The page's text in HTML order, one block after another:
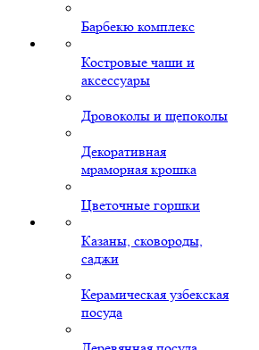
Барбекю комплекс
Костровые чаши и
аксессуары
Дровоколы и щепоколы
Декоративная
мраморная крошка
Цветочные горшки
Казаны, сковороды,
саджи
Керамическая узбекская
посуда